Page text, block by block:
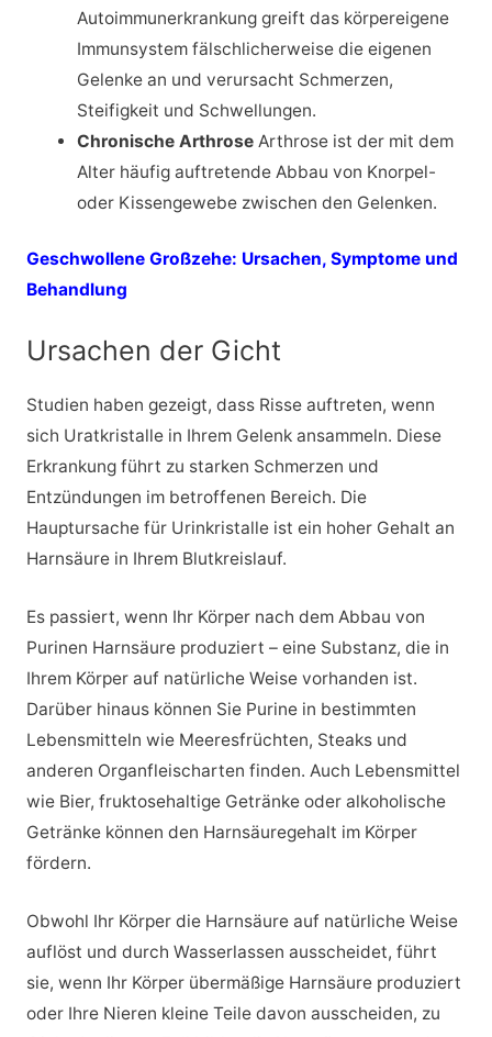
Autoimmunerkrankung greift das körpereigene
Immunsystem fälschlicherweise die eigenen
Gelenke an und verursacht Schmerzen,
Steifigkeit und Schwellungen.
Chronische Arthrose Arthrose ist der mit dem
Alter häufig auftretende Abbau von Knorpel-
oder Kissengewebe zwischen den Gelenken.
Geschwollene Großzehe: Ursachen, Symptome und
Behandlung
Ursachen der Gicht
Studien haben gezeigt, dass Risse auftreten, wenn
sich Uratkristalle in Ihrem Gelenk ansammeln. Diese
Erkrankung führt zu starken Schmerzen und
Entzündungen im betroffenen Bereich. Die
Hauptursache für Urinkristalle ist ein hoher Gehalt an
Harnsäure in Ihrem Blutkreislauf.
Es passiert, wenn Ihr Körper nach dem Abbau von
Purinen Harnsäure produziert – eine Substanz, die in
Ihrem Körper auf natürliche Weise vorhanden ist.
Darüber hinaus können Sie Purine in bestimmten
Lebensmitteln wie Meeresfrüchten, Steaks und
anderen Organfleischarten finden. Auch Lebensmittel
wie Bier, fruktosehaltige Getränke oder alkoholische
Getränke können den Harnsäuregehalt im Körper
fördern.
Obwohl Ihr Körper die Harnsäure auf natürliche Weise
auflöst und durch Wasserlassen ausscheidet, führt
sie, wenn Ihr Körper übermäßige Harnsäure produziert
oder Ihre Nieren kleine Teile davon ausscheiden, zu